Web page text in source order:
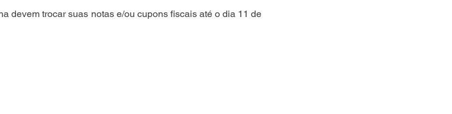
devem trocar suas notas e/ou cupons fiscais até o dia 11 de